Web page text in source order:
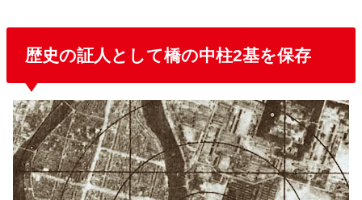
歴史の証人として橋の中柱2基を保存